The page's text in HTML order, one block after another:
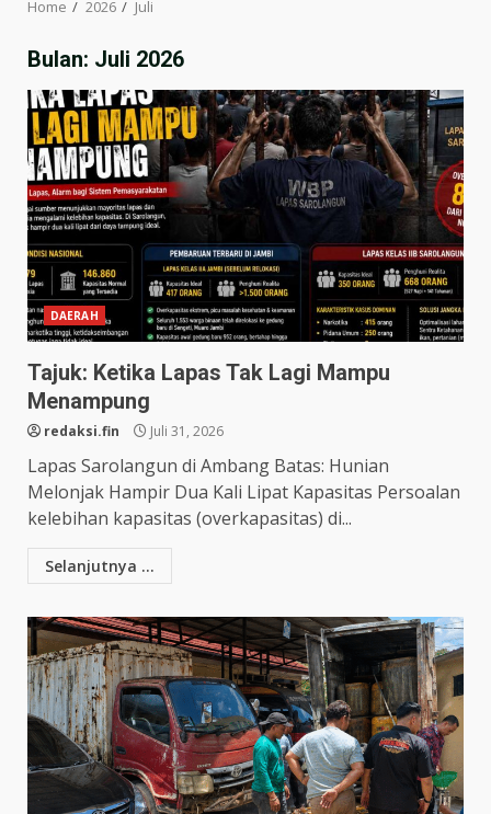
Home 2026 Juli
Bulan: Juli 2026
DAERAH
Tajuk: Ketika Lapas Tak Lagi Mampu
Menampung
redaksi.fin Juli 31, 2026
Lapas Sarolangun di Ambang Batas: Hunian
Melonjak Hampir Dua Kali Lipat Kapasitas Persoalan
kelebihan kapasitas (overkapasitas) di...
Selanjutnya ...